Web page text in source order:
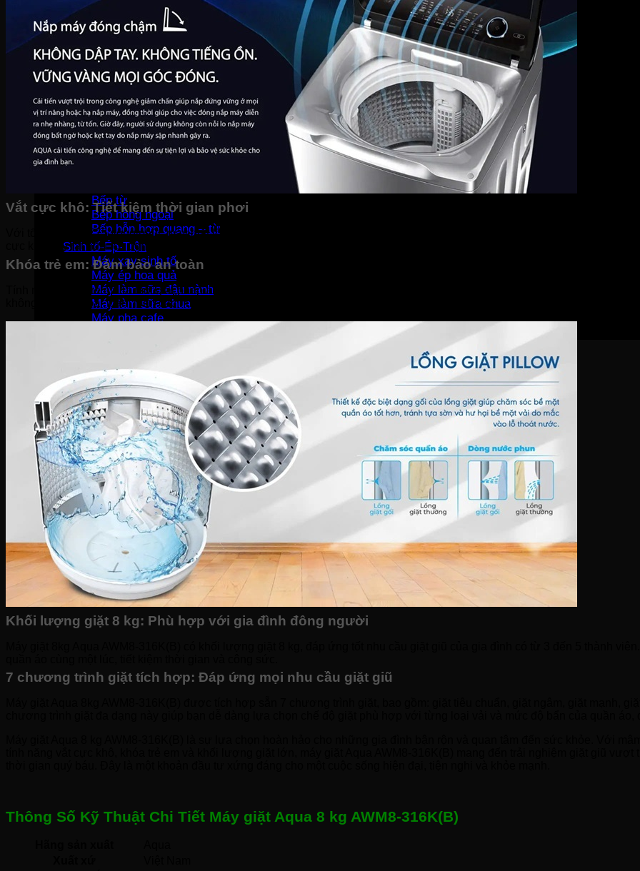
Thiết bị bếp
Hút mùi
Lò vi sóng
Lò nướng
Máy rửa bát
Máy sấy bát
Bộ nồi
Nồi chiên không dầu
Nồi cơm-Bếp
Nồi cơm điện
Máy lọc không khí
Bếp từ
Bếp hồng ngoại
Bếp hỗn hợp quang – từ
Sinh tố-Ép-Trộn
Máy xay sinh tố
Máy ép hoa quả
Máy làm sữa đậu nành
Máy làm sữa chua
Máy pha cafe
Vắt cực khô: Tiết kiệm thời gian phơi
Với tốc độ quay 775 vòng/phút, máy giặt lồng đứng Aqua AWM8-316K(B) vắt cực khô quần áo trước khi đem phơi, giúp tiết
cực khô này rất hữu ích trong những ngày mưa bão, ẩm ướt, giữ cho quần áo của bạn luôn khô ráo, không bị ẩm và có mùi
Khóa trẻ em: Đảm bảo an toàn
Tính năng khóa trẻ em là một giải pháp an toàn cho những gia đình có trẻ nhỏ. Khi máy giặt đang vận hành, bạn chỉ cần thao
không thể phá hoại, bấm loạn các nút chức năng hoặc mở nắp máy giặt. Điều này đảm bảo an toàn cho trẻ và giúp việc giặt
Khối lượng giặt 8 kg: Phù hợp với gia đình đông người
7 chương trình giặt tích hợp: Đáp ứng mọi nhu cầu giặt giũ
Thông Số Kỹ Thuật Chi Tiết Máy giặt Aqua 8 kg AWM8-316K(B)